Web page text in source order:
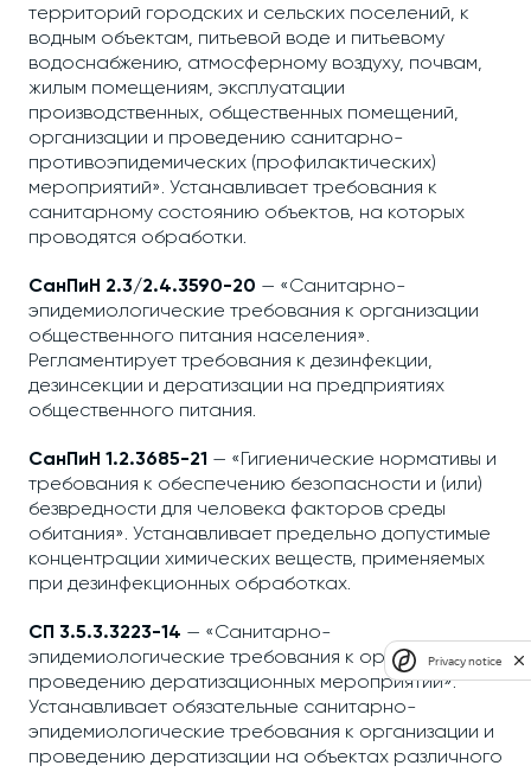
территорий городских и сельских поселений, к
водным объектам, питьевой воде и питьевому
водоснабжению, атмосферному воздуху, почвам,
жилым помещениям, эксплуатации
производственных, общественных помещений,
организации и проведению санитарно-
противоэпидемических (профилактических)
мероприятий». Устанавливает требования к
санитарному состоянию объектов, на которых
проводятся обработки.
СанПиН 2.3/2.4.3590-20 — «Санитарно-
эпидемиологические требования к организации
общественного питания населения».
Регламентирует требования к дезинфекции,
дезинсекции и дератизации на предприятиях
общественного питания.
СанПиН 1.2.3685-21 — «Гигиенические нормативы и
требования к обеспечению безопасности и (или)
безвредности для человека факторов среды
обитания». Устанавливает предельно допустимые
концентрации химических веществ, применяемых
при дезинфекционных обработках.
СП 3.5.3.3223-14 — «Санитарно-
эпидемиологические требования к организации и
проведению дератизационных мероприятий».
Устанавливает обязательные санитарно-
эпидемиологические требования к организации и
проведению дератизации на объектах различного
Privacy notice